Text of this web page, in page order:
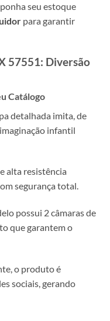
seu estoque
para garantir
57551: Diversão
Catálogo
detalhada imita, de
infantil
alta resistência
segurança total.
possui 2 câmaras de
que garantem o
o produto é
sociais, gerando